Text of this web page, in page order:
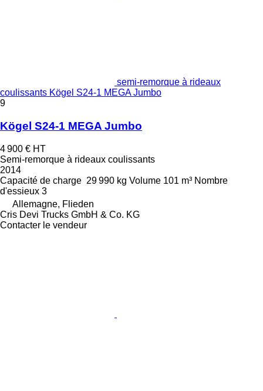
semi-remorque à rideaux
coulissants Kögel S24-1 MEGA Jumbo
9
Kögel S24-1 MEGA Jumbo
4 900 € HT
Semi-remorque à rideaux coulissants
2014
Capacité de charge 29 990 kg Volume 101 m³ Nombre
d'essieux 3
Allemagne, Flieden
Cris Devi Trucks GmbH & Co. KG
Contacter le vendeur